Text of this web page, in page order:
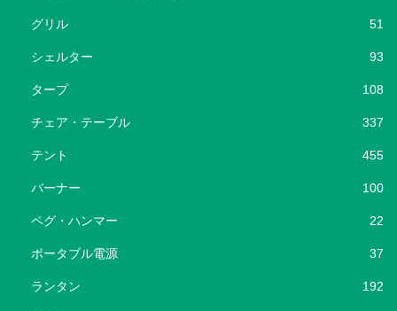
グリル 51
シェルター 93
タープ 108
チェア・テーブル 337
テント 455
バーナー 100
ペグ・ハンマー 22
ポータブル電源 37
ランタン 192